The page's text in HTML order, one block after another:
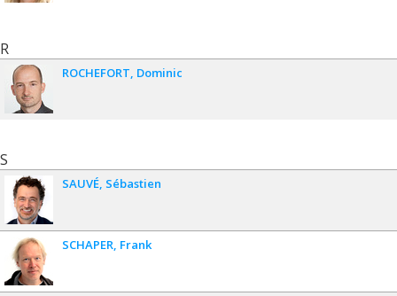
R
ROCHEFORT Dominic
S
SAUVÉ Sébastien
SCHAPER Frank